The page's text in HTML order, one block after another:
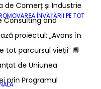
ÎNVĂȚĂRII PE TOT
de Comerț și Industrie
Consulting and
proiectul: „Avans în
tot parcursul vieții” 📘
de Uniunea
prin Programul